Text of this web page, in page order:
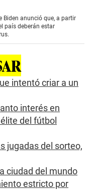
Biden anunció que, a partir
país deberán estar
intentó criar a un
interés en
del fútbol
jugadas del sorteo,
ciudad del mundo
estricto por